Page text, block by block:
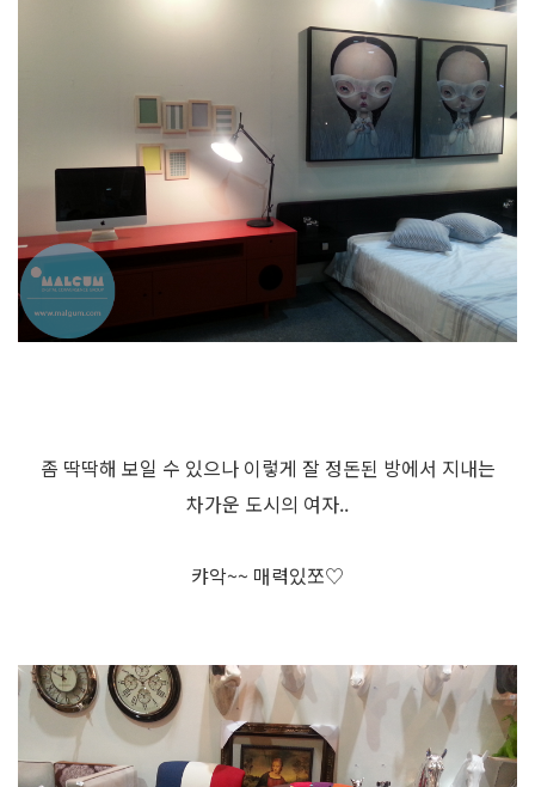
좀 딱딱해 보일 수 있으나 이렇게 잘 정돈된 방에서 지내는
차가운 도시의 여자..
캬악~~ 매력있쪼♡